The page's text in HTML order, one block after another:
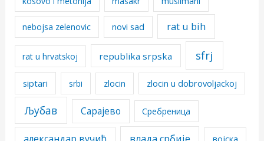
nebojsa zelenovic novi sad rat u bih
rat u hrvatskoj republika srpska sfrj
siptari srbi zlocin zlocin u dobrovoljackoj
Љубав Сарајево Сребреница
војска